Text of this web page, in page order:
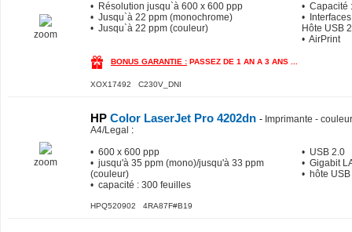
zoom
• Résolution jusqu`à 600 x 600 ppp
• Jusqu`à 22 ppm (monochrome)
• Jusqu`à 22 ppm (couleur)
• Capacité
•
Hôte USB
• AirPrint
BONUS GARANTIE : PASSEZ DE 1 AN A 3 ANS ...
XOX17492 C230V_DNI
zoom
HP Color LaserJet Pro 4202dn - Imprimante -
A4/Legal :
• 600 x 600 ppp
• jusqu'à 35 ppm (mono)/jusqu'à 33 ppm
(couleur)
• capacité : 300 feuilles
• USB 2.0
• Gigabit
• hôte
HPQ520902 4RA87F#B19